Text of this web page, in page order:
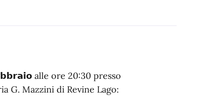
alle ore 20:30 presso
G. Mazzini di Revine Lago: